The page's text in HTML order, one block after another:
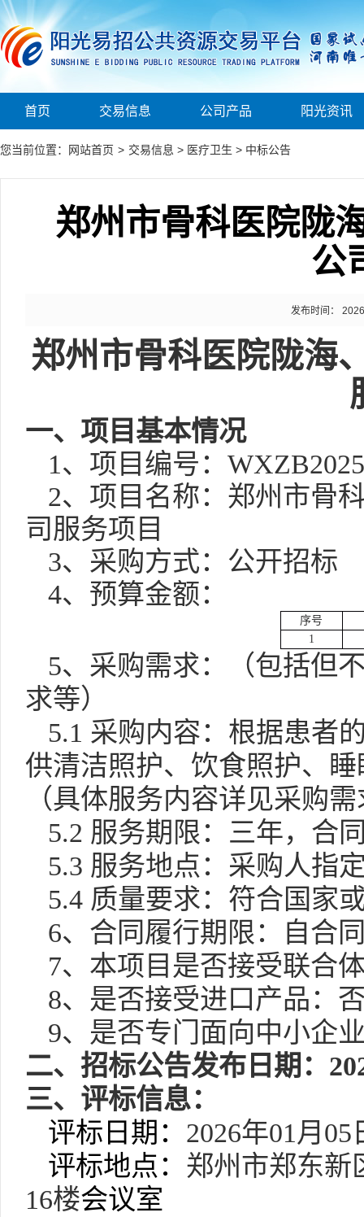
首页 交易信息 公司产品 阳光资讯
您当前位置： 网站首页 > 交易信息 > 医疗卫生 > 中标公告
郑州市骨科医院陇
公
发布时间：
郑州市骨科医院陇海
一、项目基本情况
1、项目编号：
2、项目名称： 郑州市骨
司服务项目
3、采购方式：公开招标
4、预算金额：
序号
1
5、 采购需求：（包括但
求等）
5.1 采购内容： 根据患者
供清洁照护、饮食照护、
（具体服务内容详见采购
5.2 服务期限： 三年，合
5.3 服务地点：采购人指
5.4 质量要求： 符合国家
6、合 同履行期限：
自合
7、本项目 是否接受联合
8、 是否接受进口产品：
9、 是否专门面向中小企
二、 招标公告发布日期：
三、评标信息：
评标日期： 2026年01月 05
评标地点： 郑州市郑东新
16楼会议室